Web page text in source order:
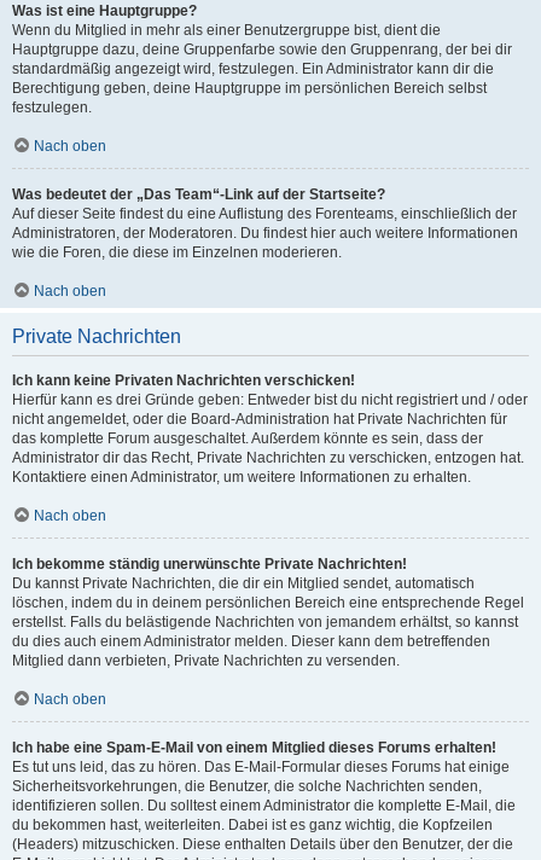
Was ist eine Hauptgruppe?
Wenn du Mitglied in mehr als einer Benutzergruppe bist, dient die
Hauptgruppe dazu, deine Gruppenfarbe sowie den Gruppenrang, der bei dir
standardmäßig angezeigt wird, festzulegen. Ein Administrator kann dir die
Berechtigung geben, deine Hauptgruppe im persönlichen Bereich selbst
festzulegen.
Nach oben
Was bedeutet der „Das Team“-Link auf der Startseite?
Auf dieser Seite findest du eine Auflistung des Forenteams, einschließlich der
Administratoren, der Moderatoren. Du findest hier auch weitere Informationen
wie die Foren, die diese im Einzelnen moderieren.
Nach oben
Private Nachrichten
Ich kann keine Privaten Nachrichten verschicken!
Hierfür kann es drei Gründe geben: Entweder bist du nicht registriert und / oder
nicht angemeldet, oder die Board-Administration hat Private Nachrichten für
das komplette Forum ausgeschaltet. Außerdem könnte es sein, dass der
Administrator dir das Recht, Private Nachrichten zu verschicken, entzogen hat.
Kontaktiere einen Administrator, um weitere Informationen zu erhalten.
Nach oben
Ich bekomme ständig unerwünschte Private Nachrichten!
Du kannst Private Nachrichten, die dir ein Mitglied sendet, automatisch
löschen, indem du in deinem persönlichen Bereich eine entsprechende Regel
erstellst. Falls du belästigende Nachrichten von jemandem erhältst, so kannst
du dies auch einem Administrator melden. Dieser kann dem betreffenden
Mitglied dann verbieten, Private Nachrichten zu versenden.
Nach oben
Ich habe eine Spam-E-Mail von einem Mitglied dieses Forums erhalten!
Es tut uns leid, das zu hören. Das E-Mail-Formular dieses Forums hat einige
Sicherheitsvorkehrungen, die Benutzer, die solche Nachrichten senden,
identifizieren sollen. Du solltest einem Administrator die komplette E-Mail, die
du bekommen hast, weiterleiten. Dabei ist es ganz wichtig, die Kopfzeilen
(Headers) mitzuschicken. Diese enthalten Details über den Benutzer, der die